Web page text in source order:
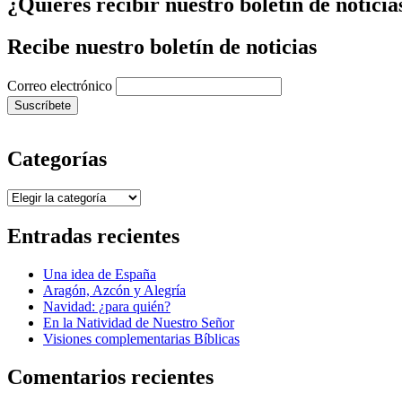
¿Quieres recibir nuestro boletín de
Recibe nuestro boletín de noticias
Correo electrónico
Categorías
Categorías
Entradas recientes
Una idea de España
Aragón, Azcón y Alegría
Navidad: ¿para quién?
En la Natividad de Nuestro Señor
Visiones complementarias Bíblicas
Comentarios recientes